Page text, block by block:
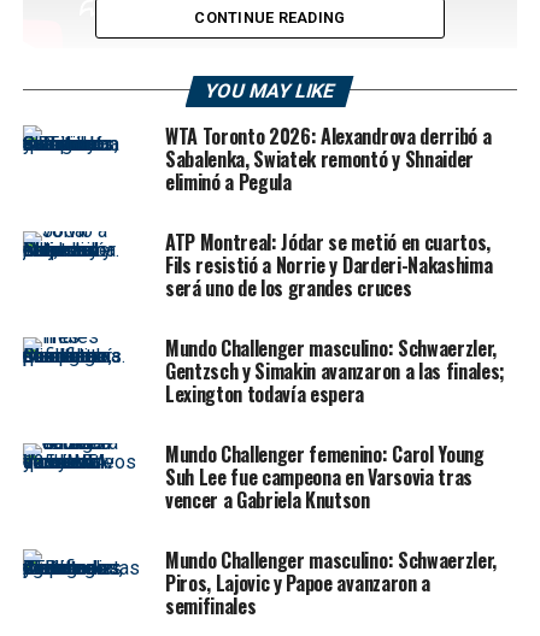
Zverev se refuerza como candidato a todo en Halle y
Medvedev alcanza 400 victorias en el circuito de la
ATPen un miércoles cargado de emociones para el
tenis mundial. ElTerra Wortmann Openvivió una
jornada especial, con el sólido debut del ídolo local
Alexander Zverev
rusoDaniil Medvedev.
A casi una década de su última final en casa,
volvió a ilusionar a sus compatriotas con una actuación
imponente anteMarcos Giron. Con un claro 6-1, 6-2 en
apenas 79 minutos, el actual No. 3 del mundo mostró
con primer saque) y una agresividad notable al resto.
“Fue un buen inicio de torneo. Estuve agresivo,
su juego”, explicóZverev, que ya fue finalista en Halle
en 2016 y 2017. Ahora, busca sumar su séptimo título en
suelo alemán y el primero sobre césped.
CONTINUE READING
YOU MAY LIKE
WTA Toronto 2026: Alexandrova derribó a
Sabalenka, Swiatek remontó y Shnaider
eliminó a Pegula
ATP Montreal: Jódar se metió en cuartos,
Fils resistió a Norrie y Darderi-Nakashima
será uno de los grandes cruces
Mundo Challenger masculino: Schwaerzler,
Gentzsch y Simakin avanzaron a las finales;
Lexington todavía espera
Mundo Challenger femenino: Carol Young
Suh Lee fue campeona en Varsovia tras
vencer a Gabriela Knutson
Mundo Challenger masculino: Schwaerzler,
Piros, Lajovic y Papoe avanzaron a
semifinales